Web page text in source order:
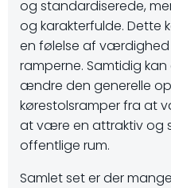
og standardiserede,
og karakterfulde. Dette
en følelse af
ramperne. Samtidig
ændre den generelle
kørestolsramper fra at
at være en attraktiv
offentlige rum.
Samlet set er der